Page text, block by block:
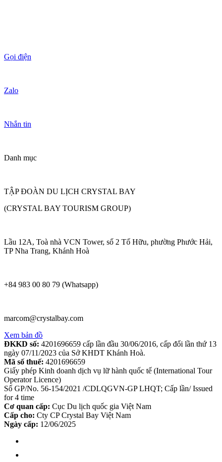
Gọi điện
Zalo
Nhắn tin
Danh mục
TẬP ĐOÀN DU LỊCH CRYSTAL BAY
(CRYSTAL BAY TOURISM GROUP)
Lầu 12A, Toà nhà VCN Tower, số 2 Tố Hữu, phường Phước Hải,
TP Nha Trang, Khánh Hoà
+84 983 00 80 79 (Whatsapp)
marcom@crystalbay.com
Xem bản đồ
ĐKKD số: 4201696659 cấp lần đầu 30/06/2016, cấp đổi lần thứ 13
ngày 07/11/2023 của Sở KHDT Khánh Hoà.
Mã số thuế: 4201696659
Giấy phép Kinh doanh dịch vụ lữ hành quốc tế (International Tour
Operator Licence)
Số GP/No. 56-154/2021 /CDLQGVN-GP LHQT; Cấp lần/ Issued
for 4 time
Cơ quan cấp: Cục Du lịch quốc gia Việt Nam
Cấp cho: Cty CP Crystal Bay Việt Nam
Ngày cấp: 12/06/2025